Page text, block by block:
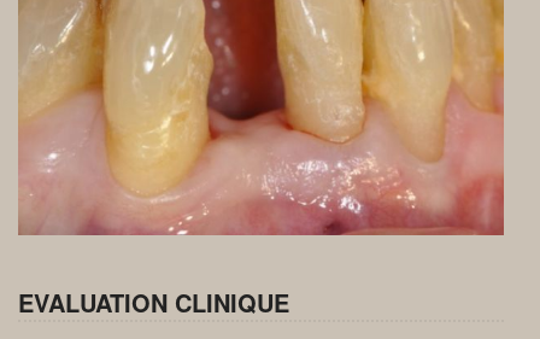
EVALUATION CLINIQUE